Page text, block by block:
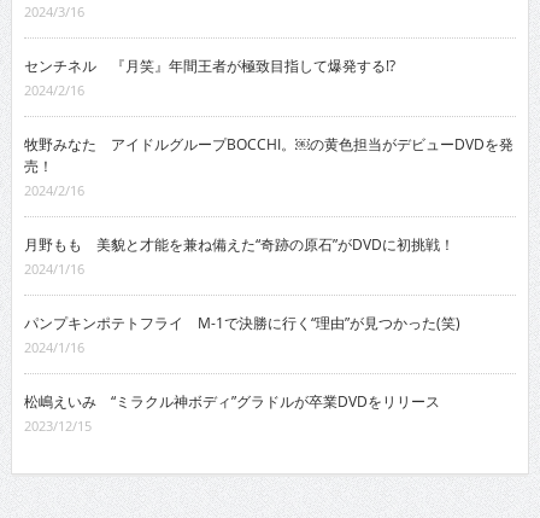
2024/3/16
センチネル 『月笑』年間王者が極致目指して爆発する!?
2024/2/16
牧野みなた アイドルグループBOCCHI。￼の黄色担当がデビューDVDを発
売！
2024/2/16
月野もも 美貌と才能を兼ね備えた“奇跡の原石”がDVDに初挑戦！
2024/1/16
パンプキンポテトフライ M-1で決勝に行く“理由”が見つかった(笑)
2024/1/16
松嶋えいみ “ミラクル神ボディ”グラドルが卒業DVDをリリース
2023/12/15